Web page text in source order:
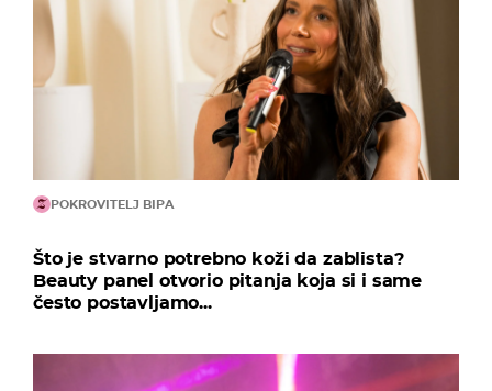
POKROVITELJ BIPA
Što je stvarno potrebno koži da zablista?
Beauty panel otvorio pitanja koja si i same
često postavljamo...